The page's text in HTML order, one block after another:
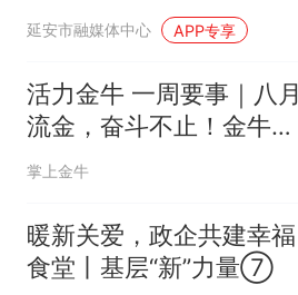
全力打好防汛主动仗
延安市融媒体中心 APP专享
活力金牛 一周要事｜八月
流金，奋斗不止！金牛区
街道、部门党政“一把手”
掌上金牛
暖新关爱，政企共建幸福
食堂丨基层“新”力量⑦